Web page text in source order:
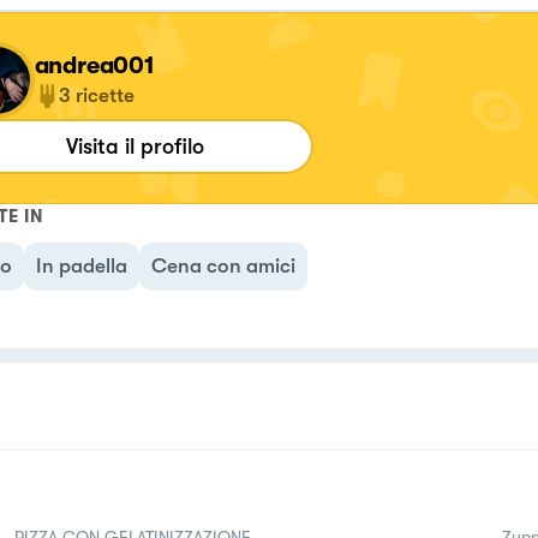
andrea001
3 ricette
Visita il profilo
IN
In padella Cena con amici